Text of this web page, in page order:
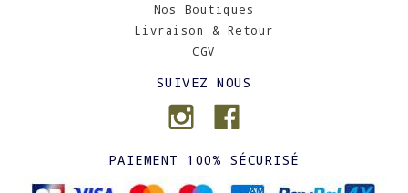
Nos Boutiques
Livraison & Retour
CGV
SUIVEZ NOUS
PAIEMENT 100% SÉCURISÉ